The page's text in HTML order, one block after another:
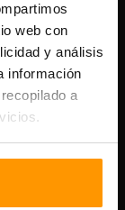
web con
y análisis
información
a
linnaosa,